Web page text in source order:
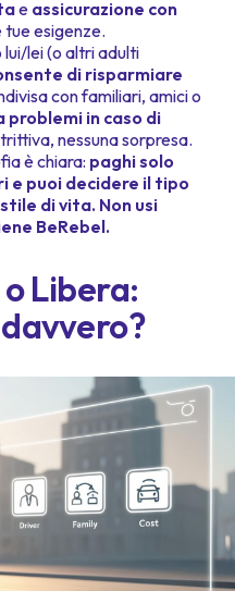
e assicurazione con
tue esigenze.
lui/lei (o altri adulti
di risparmiare
con familiari, amici o
in caso di
nessuna sorpresa.
è chiara: paghi solo
e puoi decidere il tipo
di vita. Non usi
BeRebel.
Libera: